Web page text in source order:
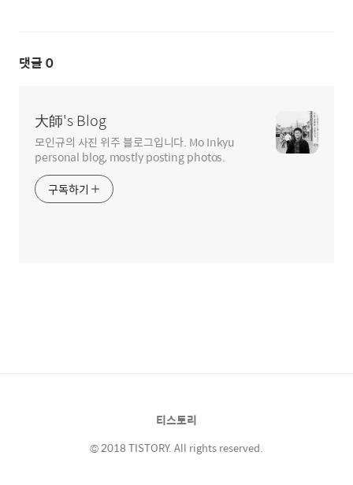
댓글 0
大師's Blog
모인규의 사진 위주 블로그입니다. Mo Inkyu
personal blog, mostly posting photos.
구독하기
티스토리
© 2018 TISTORY. All rights reserved.